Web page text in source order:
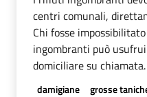
centri comunali,
Chi fosse
ingombranti può
domiciliare su chiamata.
damigiane
grosse